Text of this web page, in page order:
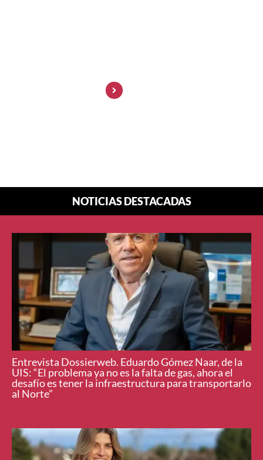
NOTICIAS DESTACADAS
Entrevista Dossierweb. Eduardo Gómez Naar, de la
UIS: “El problema ya no es la falta de gas, ahora el
desafío es tener la infraestructura para transportarlo
al Norte”